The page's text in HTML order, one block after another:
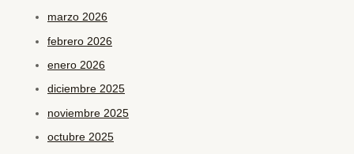
marzo 2026
febrero 2026
enero 2026
diciembre 2025
noviembre 2025
octubre 2025